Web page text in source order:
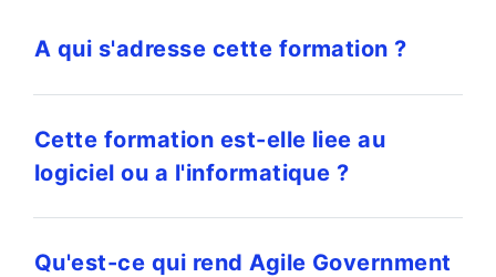
A qui s'adresse cette formation ?
Cette formation est-elle liee au
logiciel ou a l'informatique ?
Qu'est-ce qui rend Agile Government